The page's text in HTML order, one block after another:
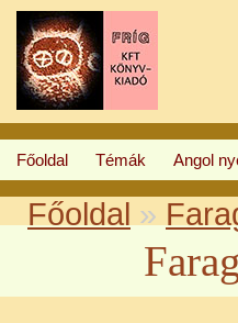
Főoldal Témák Angol
Főoldal »